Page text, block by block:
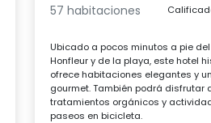
57 habitaciones
Ubicado a pocos minutos a pie
Honfleur y de la playa, este hotel
ofrece habitaciones elegantes y
gourmet. También podrá disfrutar
tratamientos orgánicos y
paseos en bicicleta.